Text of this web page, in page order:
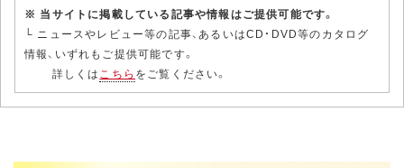
※ 当サイトに掲載している記事や情報はご提供可能です。
└ ニュースやレビュー等の記事、あるいはCD・DVD等のカタログ
情報、いずれもご提供可能です。
詳しくは こちら をご覧ください。